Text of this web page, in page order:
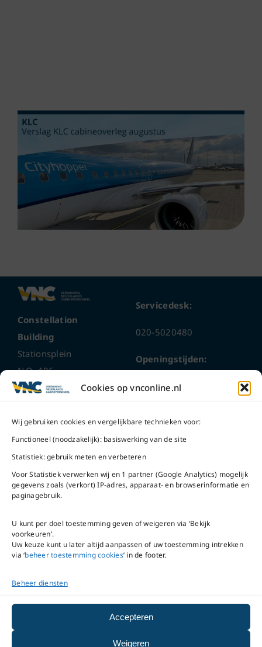
Cookies op vnconline.nl
Wij gebruiken cookies en vergelijkbare technieken voor:
Functioneel (noodzakelijk): basiswerking van de site
Statistiek: gebruik meten en verbeteren
Voor Statistiek verwerken wij en 1 partner (Google Analytics) mogelijk
gegevens zoals (verkort) IP-adres, apparaat- en browserinformatie en
paginagebruik.
U kunt per doel toestemming geven of weigeren via ‘Bekijk
voorkeuren’.
Uw keuze kunt u later altijd aanpassen of uw toestemming intrekken
via ‘beheer toestemming cookies’ in de footer.
Beheer diensten
Accepteren
Weigeren
Constellation
Building
Stationsplein
N.O. 406
1117 CL
Bel ons
Mail ons
Servicedesk:
020-5020480
Openingstijden:
ma t/m do
Na openingstijden
bereikbaar via
5020480
VNC Statuten
version
Copyright ©
beheer